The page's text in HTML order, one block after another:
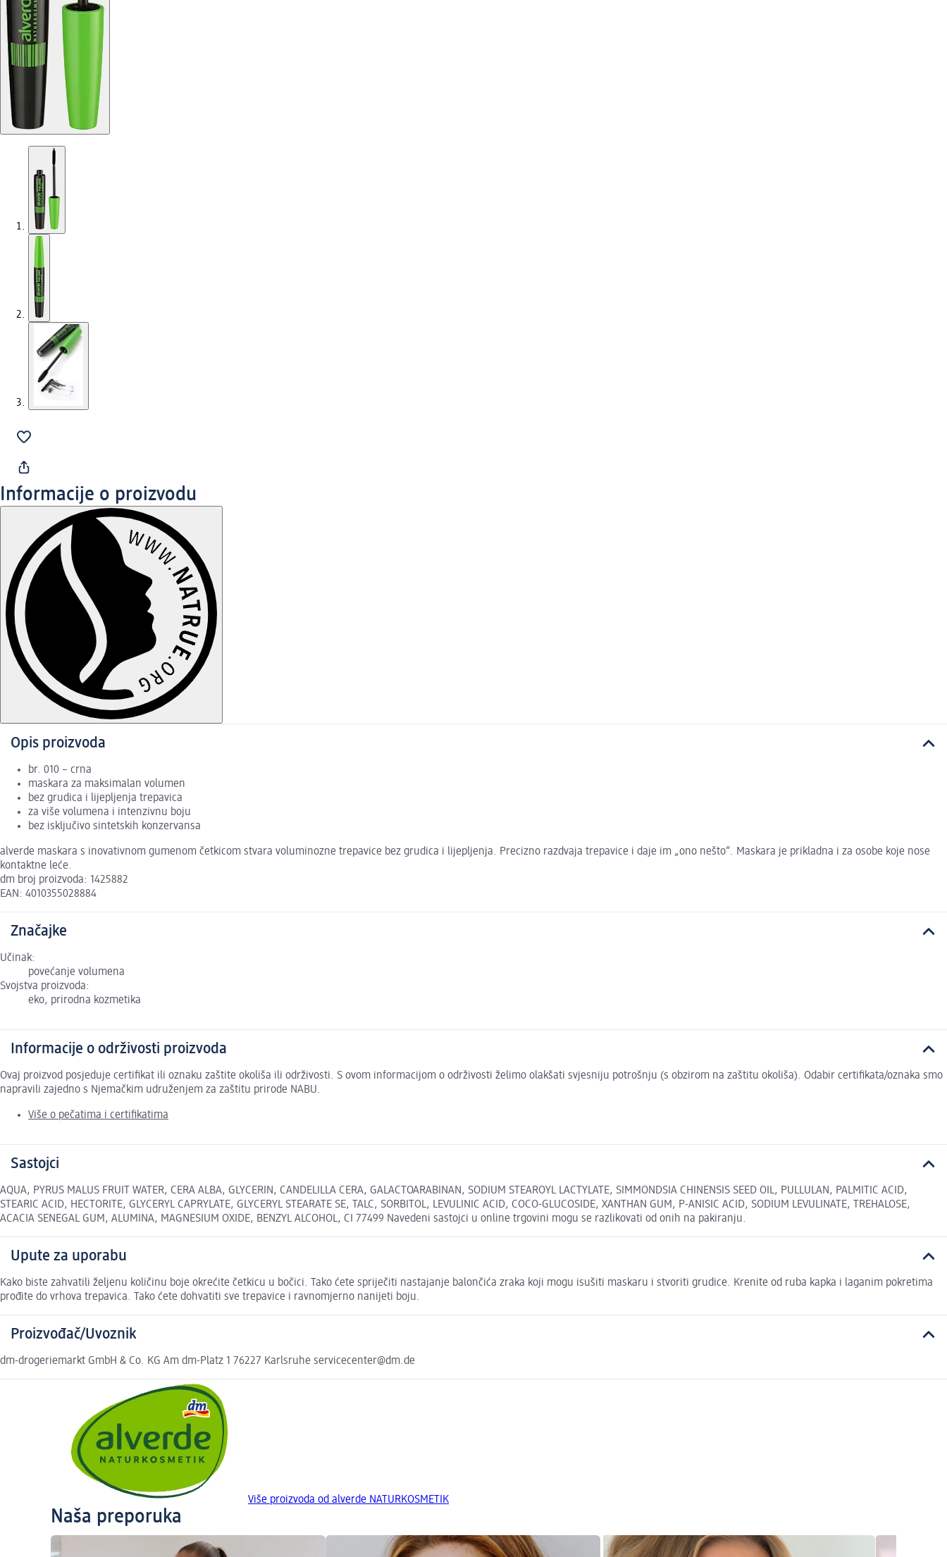
Informacije o proizvodu
Opis proizvoda
br. 010 – crna
maskara za maksimalan volumen
bez grudica i lijepljenja trepavica
za više volumena i intenzivnu boju
bez isključivo sintetskih konzervansa
alverde maskara s inovativnom gumenom četkicom stvara voluminozne trepavice bez grudica i lijepljenja. Precizno razdvaja trepavice i daje im „ono nešto“. Maskara je prikladna i za osobe koje nose
kontaktne leće.
dm broj proizvoda: 1425882
EAN: 4010355028884
Značajke
Učinak:
povećanje volumena
Svojstva proizvoda:
eko, prirodna kozmetika
Informacije o održivosti proizvoda
Ovaj proizvod posjeduje certifikat ili oznaku zaštite okoliša ili održivosti. S ovom informacijom o održivosti želimo olakšati svjesniju potrošnju (s obzirom na zaštitu okoliša). Odabir certifikata/oznaka smo
napravili zajedno s Njemačkim udruženjem za zaštitu prirode NABU.
Više o pečatima i certifikatima
Sastojci
AQUA, PYRUS MALUS FRUIT WATER, CERA ALBA, GLYCERIN, CANDELILLA CERA, GALACTOARABINAN, SODIUM STEAROYL LACTYLATE, SIMMONDSIA CHINENSIS SEED OIL, PULLULAN, PALMITIC ACID,
STEARIC ACID, HECTORITE, GLYCERYL CAPRYLATE, GLYCERYL STEARATE SE, TALC, SORBITOL, LEVULINIC ACID, COCO-GLUCOSIDE, XANTHAN GUM, P-ANISIC ACID, SODIUM LEVULINATE, TREHALOSE,
ACACIA SENEGAL GUM, ALUMINA, MAGNESIUM OXIDE, BENZYL ALCOHOL, CI 77499 Navedeni sastojci u online trgovini mogu se razlikovati od onih na pakiranju.
Upute za uporabu
Kako biste zahvatili željenu količinu boje okrećite četkicu u bočici. Tako ćete spriječiti nastajanje balončića zraka koji mogu isušiti maskaru i stvoriti grudice. Krenite od ruba kapka i laganim pokretima
prođite do vrhova trepavica. Tako ćete dohvatiti sve trepavice i ravnomjerno nanijeti boju.
Proizvođač/Uvoznik
dm-drogeriemarkt GmbH & Co. KG Am dm-Platz 1 76227 Karlsruhe servicecenter@dm.de
Više proizvoda od alverde NATURKOSMETIK
Naša preporuka